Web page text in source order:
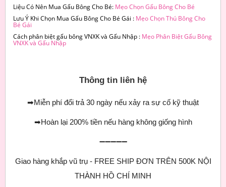
Liệu Có Nên Mua Gấu Bông Cho Bé: Mẹo Chọn Gấu Bông Cho Bé
Lưu Ý Khi Chọn Mua Gấu Bông Cho Bé Gái : Mẹo Chọn Thú Bông Cho
Bé Gái
Cách phân biệt gấu bông VNXK và Gấu Nhập : Mẹo Phân Biệt Gấu Bông
VNXK và Gấu Nhập
Thông tin liên hệ
➡Miễn phí đổi trả 30 ngày nếu xảy ra sự cố kỹ thuật
➡Hoàn lại 200% tiền nếu hàng không giống hình
➖➖➖➖➖
Giao hàng khắp vũ trụ - FREE SHIP ĐƠN TRÊN 500K NỘI
THÀNH HỒ CHÍ MINH